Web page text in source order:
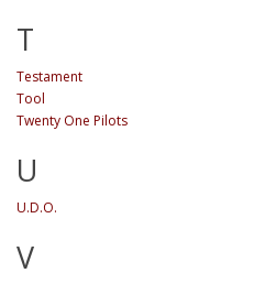
T
Testament
Tool
Twenty One Pilots
U
U.D.O.
V